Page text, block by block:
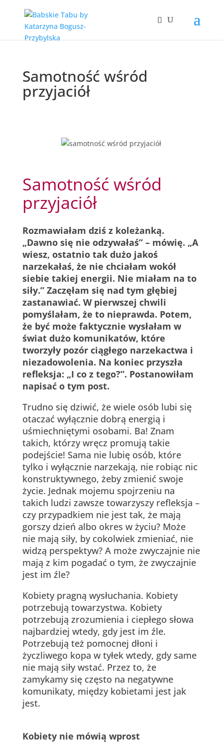
Samotność wśród
przyjaciół
Samotność wśród
przyjaciół
Rozmawiałam dziś z koleżanką.
„Dawno się nie odzywałaś” – mówię. „A
wiesz, ostatnio tak dużo jakoś
narzekałaś, że nie chciałam wokół
siebie takiej energii. Nie miałam na to
siły.” Zaczęłam się nad tym głębiej
zastanawiać. W pierwszej chwili
pomyślałam, że to nieprawda. Potem,
że być może faktycznie wysłałam w
świat dużo komunikatów, które
tworzyły pozór ciągłego narzekactwa i
niezadowolenia. Na koniec przyszła
refleksja: „I co z tego?”. Postanowiłam
napisać o tym post.
Trudno się dziwić, że wiele osób lubi się
otaczać wyłącznie dobrą energią i
uśmiechniętymi osobami. Ba! Znam
takich, którzy wręcz promują takie
podejście! Sama nie lubię osób, które
tylko i wyłącznie narzekają, nie robiąc nic
konstruktywnego, żeby zmienić swoje
życie. Jednak mojemu spojrzeniu na
takich ludzi zawsze towarzyszy refleksja –
czy przypadkiem nie jest tak, że mają
gorszy dzień albo okres w życiu? Może
nie mają siły, by cokolwiek zmieniać, nie
widzą perspektyw? A może zwyczajnie nie
mają z kim pogadać o tym, że zwyczajnie
jest im źle?
Kobiety pragną wysłuchania. Kobiety
potrzebują towarzystwa. Kobiety
potrzebują zrozumienia i ciepłego słowa
najbardziej wtedy, gdy jest im źle.
Potrzebują też pomocnej dłoni i
życzliwego kopa w tyłek wtedy, gdy same
nie mają siły wstać. Przez to, że
zamykamy się często na negatywne
komunikaty, między kobietami jest jak
jest.
Kobiety nie mówią wprost